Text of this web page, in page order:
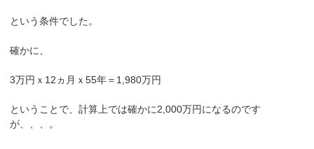
という条件でした。
確かに、
3万円ｘ12ヵ月ｘ55年＝1,980万円
ということで、計算上では確かに2,000万円になるのです
が、、、。